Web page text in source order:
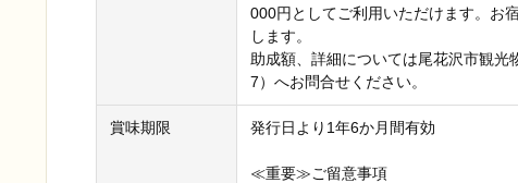
000円としてご利用いただけます。お
します。
助成額、詳細については尾花沢市観
7）へお問合せください。
賞味期限 発行日より1年6か月間有効
≪重要≫ご留意事項